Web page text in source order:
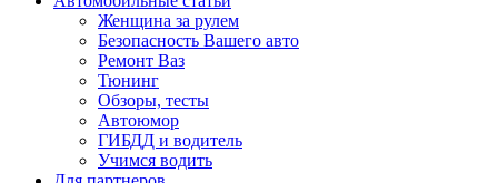
Женщина за рулем
Безопасность Вашего авто
Ремонт Ваз
Тюнинг
Обзоры, тесты
Автоюмор
ГИБДД и водитель
Учимся водить